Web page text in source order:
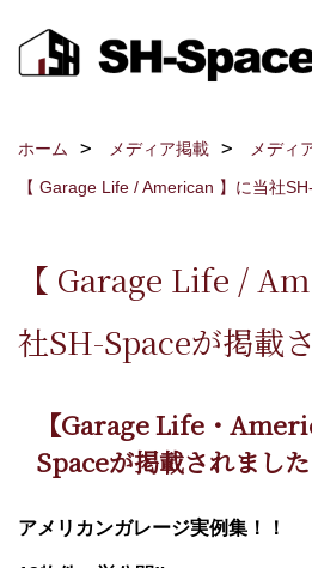
ホーム メディア掲載
メディ
【 Garage Life / American 】に当社
【 Garage Life /
社SH-Spaceが掲載
【Garage Life・
Spaceが掲載されました
アメリカンガレージ実例集！！